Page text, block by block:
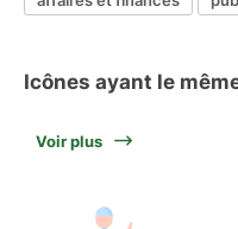
Icônes ayant le
Voir plus